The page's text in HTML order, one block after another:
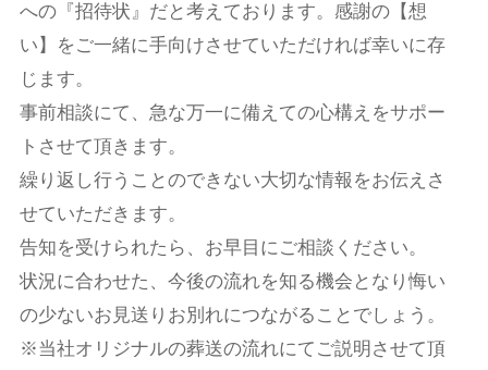
への『招待状』だと考えております。感謝の【想
い】をご一緒に手向けさせていただければ幸いに存
じます。
事前相談にて、急な万一に備えての心構えをサポー
トさせて頂きます。
繰り返し行うことのできない大切な情報をお伝えさ
せていただきます。
告知を受けられたら、お早目にご相談ください。
状況に合わせた、今後の流れを知る機会となり悔い
の少ないお見送りお別れにつながることでしょう。
※当社オリジナルの葬送の流れにてご説明させて頂